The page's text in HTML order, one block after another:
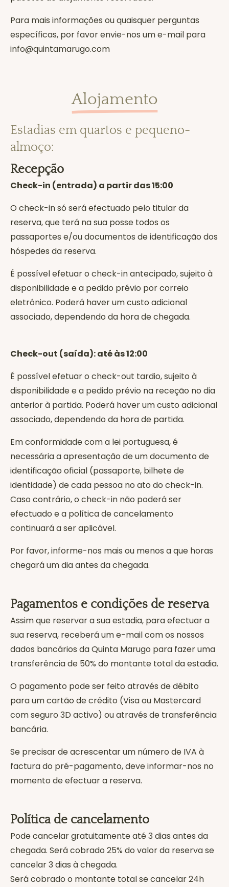
Para mais informações ou quaisquer perguntas
específicas, por favor envie-nos um e-mail para
info@quintamarugo.com
Alojamento
Estadias em quartos e pequeno-
almoço:
Recepção
Check-in (entrada) a partir das 15:00
O check-in só será efectuado pelo titular da
reserva, que terá na sua posse todos os
passaportes e/ou documentos de identificação dos
hóspedes da reserva.
É possível efetuar o check-in antecipado, sujeito à
disponibilidade e a pedido prévio por correio
eletrónico. Poderá haver um custo adicional
associado, dependendo da hora de chegada.
Check-out (saída): até às 12:00
É possível efetuar o check-out tardio, sujeito à
disponibilidade e a pedido prévio na receção no dia
anterior à partida. Poderá haver um custo adicional
associado, dependendo da hora de partida.
Em conformidade com a lei portuguesa, é
necessária a apresentação de um documento de
identificação oficial (passaporte, bilhete de
identidade) de cada pessoa no ato do check-in.
Caso contrário, o check-in não poderá ser
efectuado e a política de cancelamento
continuará a ser aplicável.
Por favor, informe-nos mais ou menos a que horas
chegará um dia antes da chegada.
Pagamentos e condições de reserva
Assim que reservar a sua estadia, para efectuar a
sua reserva, receberá um e-mail com os nossos
dados bancários da Quinta Marugo para fazer uma
transferência de 50% do montante total da estadia.
O pagamento pode ser feito através de débito
para um cartão de crédito (Visa ou Mastercard
com seguro 3D activo) ou através de transferência
bancária.
Se precisar de acrescentar um número de IVA à
factura do pré-pagamento, deve informar-nos no
momento de efectuar a reserva.
Política de cancelamento
Pode cancelar gratuitamente até 3 dias antes da
chegada. Será cobrado 25% do valor da reserva se
cancelar 3 dias à chegada.
Será cobrado o montante total se cancelar 24h